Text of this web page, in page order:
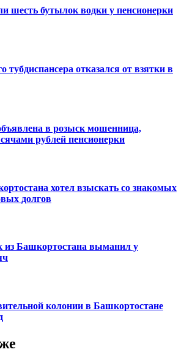
шесть бутылок водки у пенсионерки
тубдиспансера отказался от взятки в
в розыск мошенница,
рублей пенсионерки
хотел взыскать со знакомых
долгов
из Башкортостана выманил у
колонии в Башкортостане